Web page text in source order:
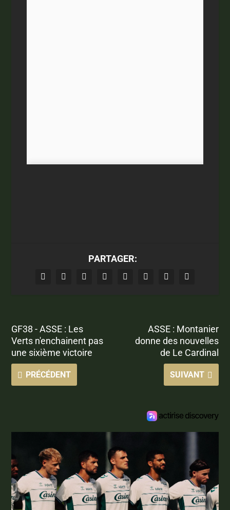
PARTAGER:
GF38 - ASSE : Les
Verts n'enchainent pas
une sixième victoire
PRÉCÉDENT
ASSE : Montanier
donne des nouvelles
de Le Cardinal
SUIVANT